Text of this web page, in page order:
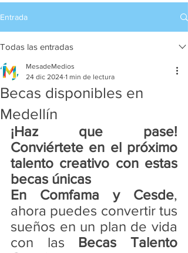
Entrada
Todas las entradas
Becas disponibles en
Medellín
MesadeMedios
24 dic 2024 1 min de lectura
¡Haz que pase!
Conviértete en el próximo
talento creativo con estas
becas únicas
En
Comfama y Cesde,
ahora puedes convertir tus
sueños en un plan de vida
con las Becas Talento